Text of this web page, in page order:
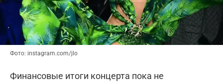
Фото: instagram.com/jlo
Финансовые итоги концерта пока не